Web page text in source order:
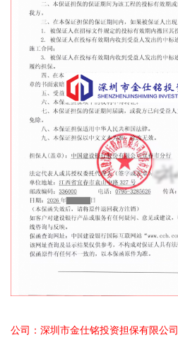
公司：深圳市金仕铭投资担保有限公司